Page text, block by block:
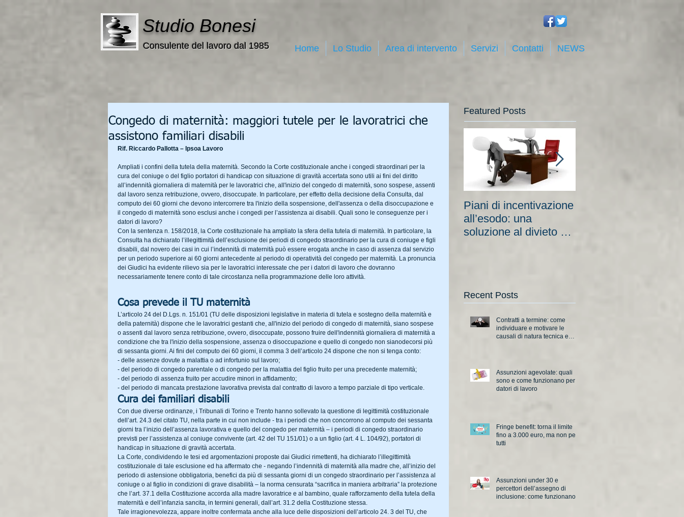
Studio Bonesi
Consulente del lavoro dal 1985 Home Lo Studio Area di intervento Servizi Contatti NEWS
Congedo di maternità: maggiori tutele per le lavoratrici che
assistono familiari disabili
Rif. Riccardo Pallotta – Ipsoa Lavoro
Ampliati i confini della tutela della maternità. Secondo la Corte costituzionale anche i congedi straordinari per la
cura del coniuge o del figlio portatori di handicap con situazione di gravità accertata sono utili ai fini del diritto
all’indennità giornaliera di maternità per le lavoratrici che, all'inizio del congedo di maternità, sono sospese, assenti
dal lavoro senza retribuzione, ovvero, disoccupate. In particolare, per effetto della decisione della Consulta, dal
computo dei 60 giorni che devono intercorrere tra l'inizio della sospensione, dell'assenza o della disoccupazione e
il congedo di maternità sono esclusi anche i congedi per l’assistenza ai disabili. Quali sono le conseguenze per i
datori di lavoro?
Con la sentenza n. 158/2018, la Corte costituzionale ha ampliato la sfera della tutela di maternità. In particolare, la
Consulta ha dichiarato l’illegittimità dell’esclusione dei periodi di congedo straordinario per la cura di coniuge e figli
disabili, dal novero dei casi in cui l’indennità di maternità può essere erogata anche in caso di assenza dal servizio
per un periodo superiore ai 60 giorni antecedente al periodo di operatività del congedo per maternità. La pronuncia
dei Giudici ha evidente rilievo sia per le lavoratrici interessate che per i datori di lavoro che dovranno
necessariamente tenere conto di tale circostanza nella programmazione delle loro attività.
Cosa prevede il TU maternità
L’articolo 24 del D.Lgs. n. 151/01 (TU delle disposizioni legislative in materia di tutela e sostegno della maternità e
della paternità) dispone che le lavoratrici gestanti che, all'inizio del periodo di congedo di maternità, siano sospese
o assenti dal lavoro senza retribuzione, ovvero, disoccupate, possono fruire dell'indennità giornaliera di maternità a
condizione che tra l'inizio della sospensione, assenza o disoccupazione e quello di congedo non sianodecorsi più
di sessanta giorni. Ai fini del computo dei 60 giorni, il comma 3 dell’articolo 24 dispone che non si tenga conto:
- delle assenze dovute a malattia o ad infortunio sul lavoro;
- del periodo di congedo parentale o di congedo per la malattia del figlio fruito per una precedente maternità;
- del periodo di assenza fruito per accudire minori in affidamento;
- del periodo di mancata prestazione lavorativa prevista dal contratto di lavoro a tempo parziale di tipo verticale.
Cura dei familiari disabili
Con due diverse ordinanze, i Tribunali di Torino e Trento hanno sollevato la questione di legittimità costituzionale
dell’art. 24.3 del citato TU, nella parte in cui non include - tra i periodi che non concorrono al computo dei sessanta
giorni tra l’inizio dell’assenza lavorativa e quello del congedo per maternità – i periodi di congedo straordinario
previsti per l’assistenza al coniuge convivente (art. 42 del TU 151/01) o a un figlio (art. 4 L. 104/92), portatori di
handicap in situazione di gravità accertata.
La Corte, condividendo le tesi ed argomentazioni proposte dai Giudici rimettenti, ha dichiarato l’illegittimità
costituzionale di tale esclusione ed ha affermato che - negando l’indennità di maternità alla madre che, all’inizio del
periodo di astensione obbligatoria, benefici da più di sessanta giorni di un congedo straordinario per l’assistenza al
coniuge o al figlio in condizioni di grave disabilità – la norma censurata “sacrifica in maniera arbitraria” la protezione
che l’art. 37.1 della Costituzione accorda alla madre lavoratrice e al bambino, quale rafforzamento della tutela della
maternità e dell’infanzia sancita, in termini generali, dall’art. 31.2 della Costituzione stessa.
Tale irragionevolezza, appare inoltre confermata anche alla luce delle disposizioni dell’articolo 24. 3 del TU, che
Featured Posts
Piani di incentivazione
all’esodo: una
soluzione al divieto di
Recent Posts
Contratti a termine: come
individuare e motivare le
causali di natura tecnica e
Assunzioni agevolate: quali
sono e come funzionano per i
datori di lavoro
Fringe benefit: torna il limite
fino a 3.000 euro, ma non per
tutti
Assunzioni under 30 e
percettori dell’assegno di
inclusione: come funzionano i